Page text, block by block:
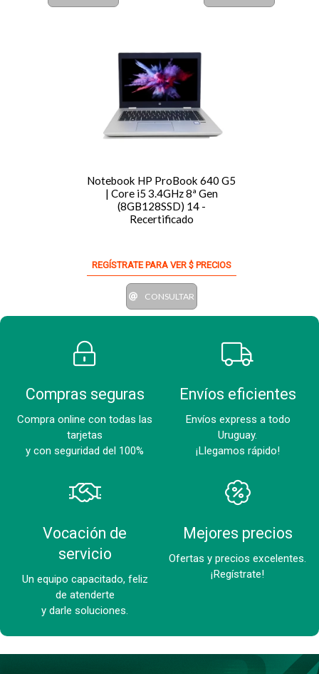
Notebook HP ProBook 640 G5
| Core i5 3.4GHz 8ª Gen
(8GB128SSD) 14 -
Recertificado
REGÍSTRATE PARA VER $ PRECIOS
CONSULTAR
Compras seguras
Compra online con todas las
tarjetas
y con seguridad del 100%
Envíos eficientes
Envíos express a todo
Uruguay.
¡Llegamos rápido!
Vocación de
servicio
Un equipo capacitado, feliz
de atenderte
y darle soluciones.
Mejores precios
Ofertas y precios excelentes.
¡Regístrate!